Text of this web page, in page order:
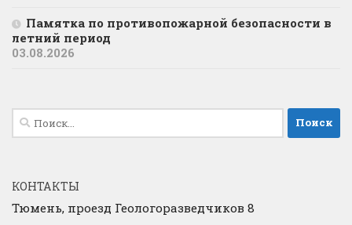
Памятка по противопожарной безопасности в
летний период
03.08.2026
Найти:
КОНТАКТЫ
Тюмень, проезд Геологоразведчиков 8